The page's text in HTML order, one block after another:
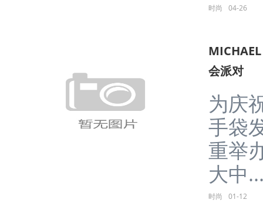
时尚 04-26
会派对
为庆
手袋
重举
大中
时尚 01-12